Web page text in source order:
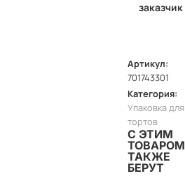
заказчик
Артикул:
701743301
Категория:
Упаковка для
тортов
С ЭТИМ
ТОВАРОМ
ТАКЖЕ
БЕРУТ